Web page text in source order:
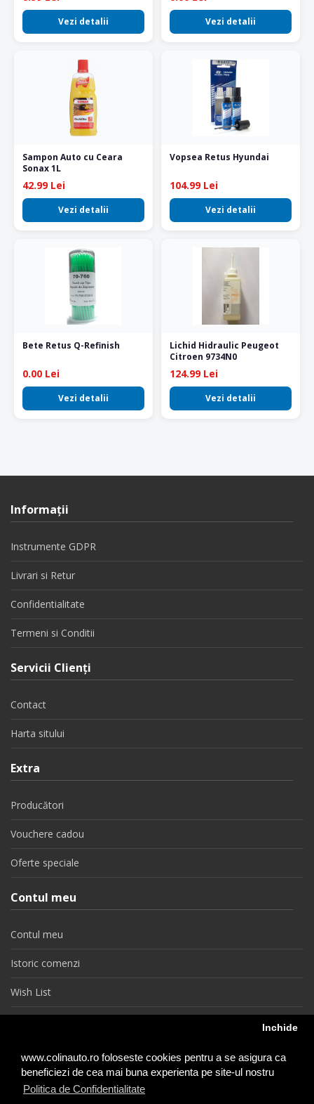
www.colinauto.ro foloseste cookies pentru a se asigura ca
beneficiezi de cea mai buna experienta pe site-ul nostru
Politica de Confidentialitate
Inchide
Vezi detalii Vezi detalii
Sampon Auto cu Ceara
Sonax 1L
42.99 Lei
Vezi detalii
Vopsea Retus Hyundai
104.99 Lei
Vezi detalii
Bete Retus Q-Refinish
0.00 Lei
Vezi detalii
Lichid Hidraulic Peugeot
Citroen 9734N0
124.99 Lei
Vezi detalii
Informaţii
Instrumente GDPR
Livrari si Retur
Confidentialitate
Termeni si Conditii
Servicii Clienţi
Contact
Harta sitului
Extra
Producători
Vouchere cadou
Oferte speciale
Contul meu
Contul meu
Istoric comenzi
Wish List